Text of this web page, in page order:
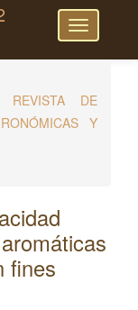
Toggle
DE
Y
fines